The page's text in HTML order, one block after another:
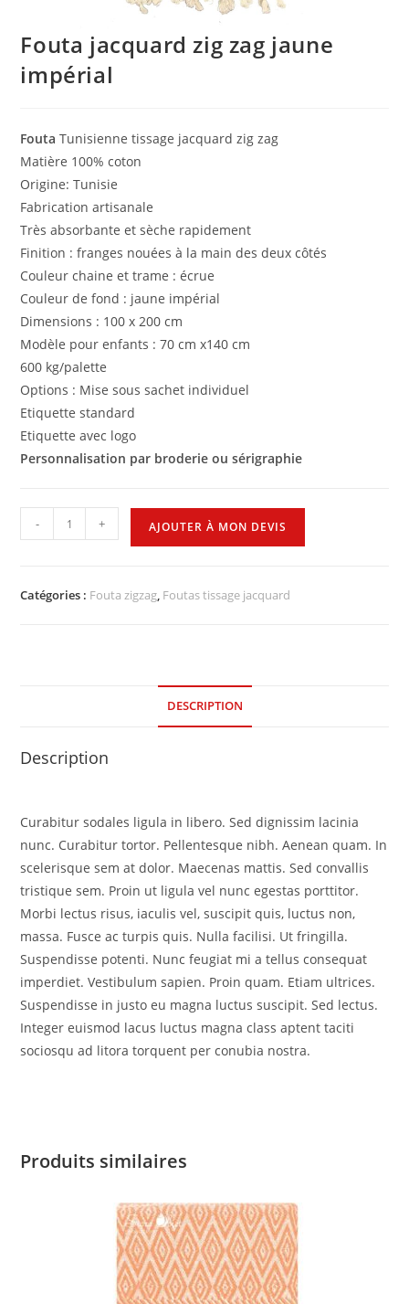
Fouta jacquard zig zag jaune
impérial
Fouta Tunisienne tissage jacquard zig zag
Matière 100% coton
Origine: Tunisie
Fabrication artisanale
Très absorbante et sèche rapidement
Finition : franges nouées à la main des deux côtés
Couleur chaine et trame : écrue
Couleur de fond : jaune impérial
Dimensions : 100 x 200 cm
Modèle pour enfants : 70 cm x140 cm
600 kg/palette
Options : Mise sous sachet individuel
Etiquette standard
Etiquette avec logo
Personnalisation par broderie ou sérigraphie
- + AJOUTER À MON DEVIS
Catégories : Fouta zigzag, Foutas tissage jacquard
DESCRIPTION
Description
Curabitur sodales ligula in libero. Sed dignissim lacinia
nunc. Curabitur tortor. Pellentesque nibh. Aenean quam. In
scelerisque sem at dolor. Maecenas mattis. Sed convallis
tristique sem. Proin ut ligula vel nunc egestas porttitor.
Morbi lectus risus, iaculis vel, suscipit quis, luctus non,
massa. Fusce ac turpis quis. Nulla facilisi. Ut fringilla.
Suspendisse potenti. Nunc feugiat mi a tellus consequat
imperdiet. Vestibulum sapien. Proin quam. Etiam ultrices.
Suspendisse in justo eu magna luctus suscipit. Sed lectus.
Integer euismod lacus luctus magna class aptent taciti
sociosqu ad litora torquent per conubia nostra.
Produits similaires